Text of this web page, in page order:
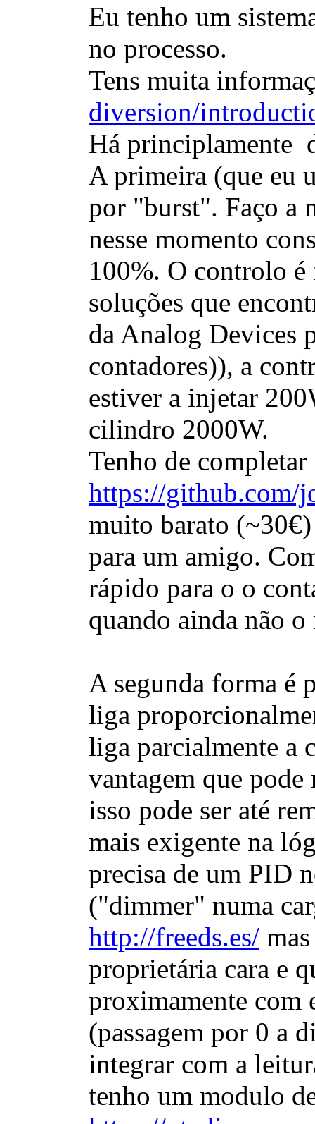
Eu tenho um
no processo.
Tens muita
diversion/
Há principlamente
A primeira (que eu
por "burst". Faço a
nesse momento
100%. O controlo é
soluções que
da Analog Devices
contadores)), a
estiver a injetar
cilindro 2000W.
Tenho de
https://github.com/
muito barato
para um amigo.
rápido para o o
quando ainda não
A segunda forma é
liga
liga parcialmente a
vantagem que
isso pode ser até
mais exigente na
precisa de um PID
("dimmer" numa
http://freeds.es/
proprietária cara e
proximamente com
(passagem por 0 a
integrar com a
tenho um modulo